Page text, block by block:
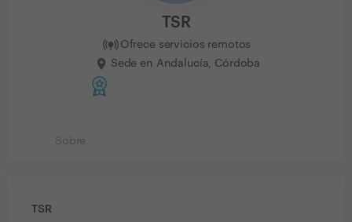
TSR
Ofrece servicios remotos
Sede en Andalucía, Córdoba
Sobre
TSR